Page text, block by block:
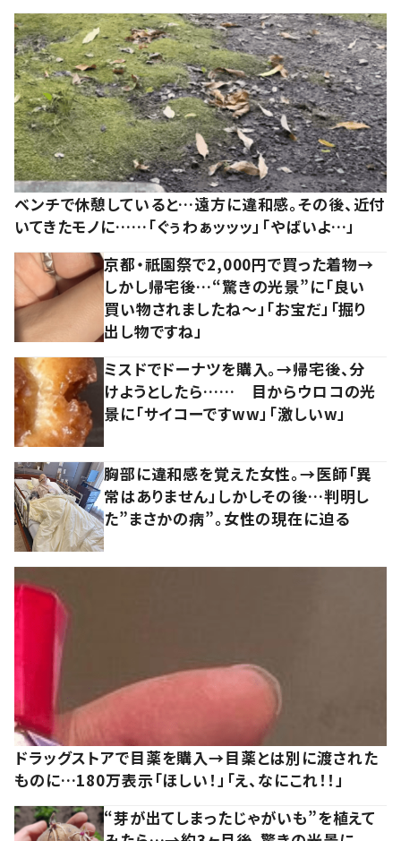
ベンチで休憩していると…遠方に違和感。その後、近付
いてきたモノに……「ぐぅわぁッッッ」「やばいよ…」
京都・祇園祭で2,000円で買った着物→
しかし帰宅後…“驚きの光景”に「良い
買い物されましたね～」「お宝だ」「掘り
出し物ですね」
ミスドでドーナツを購入。→帰宅後、分
けようとしたら…… 目からウロコの光
景に「サイコーですww」「激しいw」
胸部に違和感を覚えた女性。→医師「異
常はありません」しかしその後…判明し
た”まさかの病”。女性の現在に迫る
ドラッグストアで目薬を購入→目薬とは別に渡された
ものに…180万表示「ほしい！」「え、なにこれ！！」
“芽が出てしまったじゃがいも”を植えて